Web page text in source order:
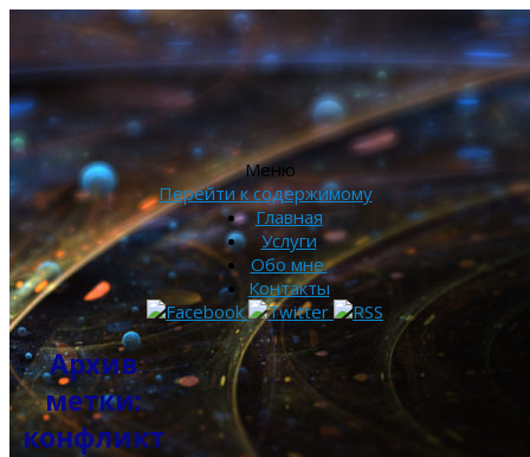
Меню
Перейти к содержимому
Главная
Услуги
Обо мне.
Контакты
Архив
метки:
конфликт